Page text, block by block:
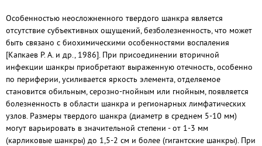
Особенностью неосложненного твердого шанкра является
отсутствие субъективных ощущений, безболезненность, что может
быть связано с биохимическими особенностями воспаления
[Капкаев Р. А. и др., 1986]. При присоединении вторичной
инфекции шанкры приобретают выраженную отечность, особенно
по периферии, усиливается яркость элемента, отделяемое
становится обильным, серозно-гнойным или гнойным, появляется
болезненность в области шанкра и регионарных лимфатических
узлов. Размеры твердого шанкра (диаметр в среднем 5-10 мм)
могут варьировать в значительной степени - от 1-3 мм
(карликовые шанкры) до 1,5-2 см и более (гигантские шанкры). При